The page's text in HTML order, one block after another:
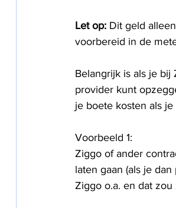
Let op: Dit geld
voorbereid in de
Belangrijk is als je
provider kunt
je boete kosten als
Voorbeeld 1:
Ziggo of ander
laten gaan (als je
Ziggo o.a. en dat